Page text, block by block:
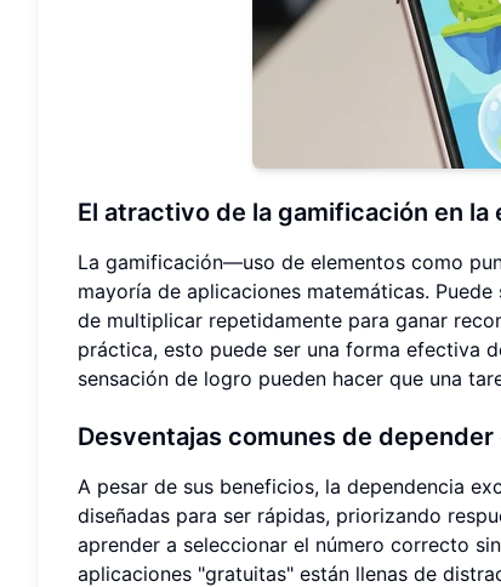
El atractivo de la gamificación en
La gamificación—uso de elementos como
mayoría de aplicaciones matemáticas.
de multiplicar repetidamente para ganar
práctica, esto puede ser una forma efectiva
sensación de logro pueden hacer que una
Desventajas comunes de
A pesar de sus beneficios, la dependencia
diseñadas para ser rápidas, priorizando
aprender a seleccionar el número correcto
aplicaciones "gratuitas" están llenas de